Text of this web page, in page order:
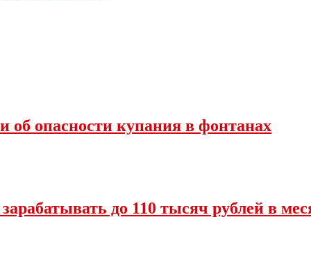
об опасности купания в фонтанах
до 110 тысяч рублей в